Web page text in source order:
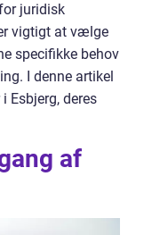
juridisk
vigtigt at vælge
specifikke behov
I denne artikel
Esbjerg, deres
af